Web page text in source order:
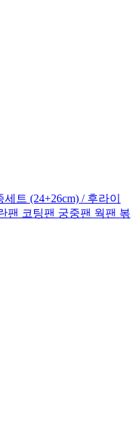
트 (24+26cm) / 후라이
팬 코팅팬 궁중팬 웍팬 볶